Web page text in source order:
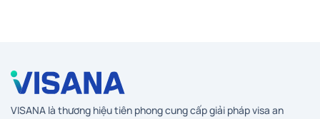
VISANA là thương hiệu tiên phong cung cấp giải pháp visa an